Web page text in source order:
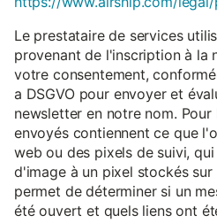
Le prestataire de services
provenant de l'inscription à la
votre consentement,
a DSGVO pour envoyer et
newsletter en notre nom.
envoyés contiennent ce que
web ou des pixels de suivi,
d'image à un pixel stockés sur
permet de déterminer si un
été ouvert et quels liens ont